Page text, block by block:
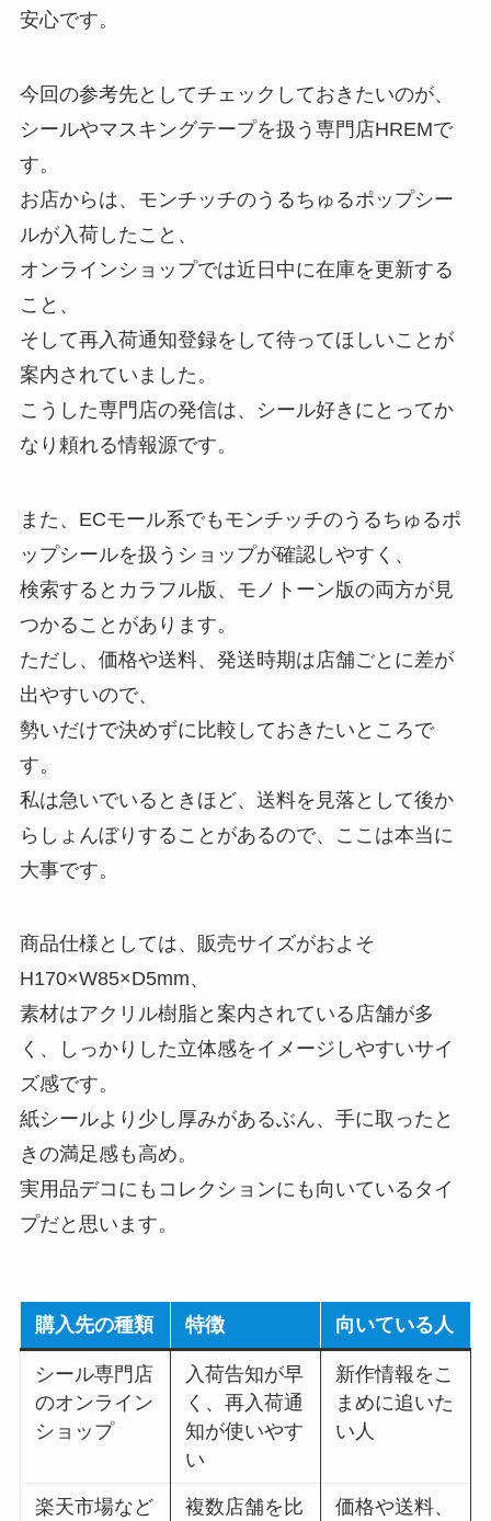
安心です。
今回の参考先としてチェックしておきたいのが、
シールやマスキングテープを扱う専門店HREMで
す。
お店からは、モンチッチのうるちゅるポップシー
ルが入荷したこと、
オンラインショップでは近日中に在庫を更新する
こと、
そして再入荷通知登録をして待ってほしいことが
案内されていました。
こうした専門店の発信は、シール好きにとってか
なり頼れる情報源です。
また、ECモール系でもモンチッチのうるちゅるポ
ップシールを扱うショップが確認しやすく、
検索するとカラフル版、モノトーン版の両方が見
つかることがあります。
ただし、価格や送料、発送時期は店舗ごとに差が
出やすいので、
勢いだけで決めずに比較しておきたいところで
す。
私は急いでいるときほど、送料を見落として後か
らしょんぼりすることがあるので、ここは本当に
大事です。
商品仕様としては、販売サイズがおよそ
H170×W85×D5mm、
素材はアクリル樹脂と案内されている店舗が多
く、しっかりした立体感をイメージしやすいサイ
ズ感です。
紙シールより少し厚みがあるぶん、手に取ったと
きの満足感も高め。
実用品デコにもコレクションにも向いているタイ
プだと思います。
購入先の種類 特徴 向いている人
シール専門店
のオンライン
ショップ
入荷告知が早
く、再入荷通
知が使いやす
い
新作情報をこ
まめに追いた
い人
楽天市場など
複数店舗を比
価格や送料、